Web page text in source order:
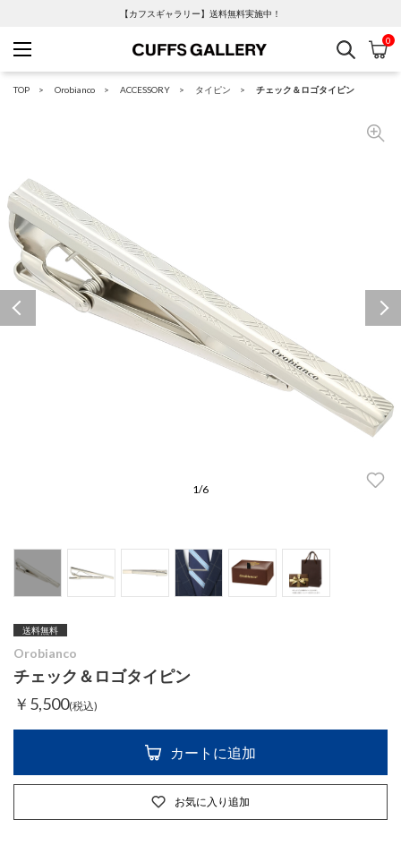
【カフスギャラリー】送料無料実施中！
Cuffs Gallery
検索 カ
0
TOP Orobianco ACCESSORY タイピン チェック＆ロゴタイピン
1/6
Previous
送料無料
Orobianco
チェック＆ロゴタイピン
￥5,500(税込)
カートに追加
お気に入り追加